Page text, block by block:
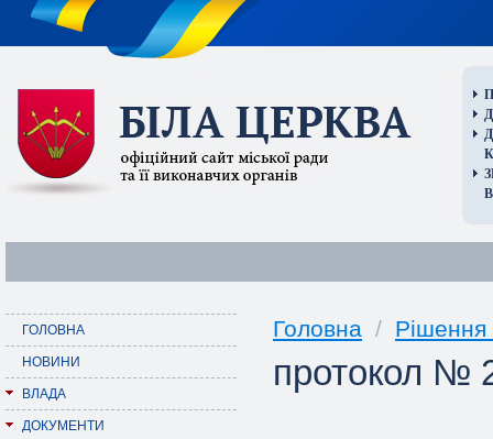
ГОЛОВНА
НОВИНИ
ВЛАДА
ДОКУМЕНТИ
Головна / Рішення
протокол №